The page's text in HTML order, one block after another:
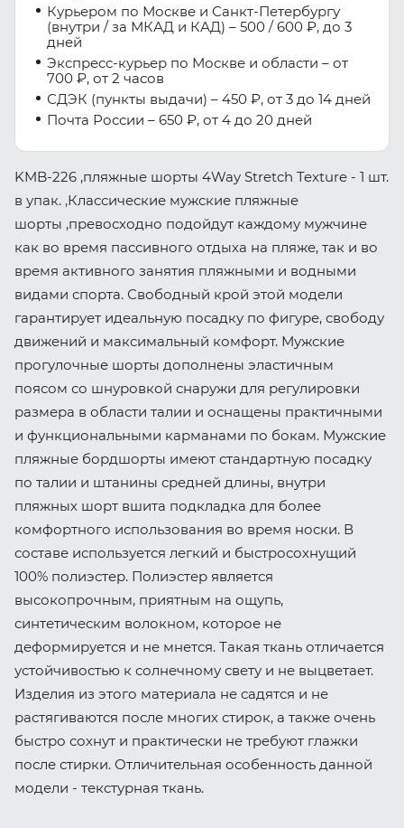
Курьером по Москве и Санкт-Петербургу
(внутри / за МКАД и КАД) – 500 / 600 ₽, до 3
дней
Экспресс-курьер по Москве и области – от
700 ₽, от 2 часов
СДЭК (пункты выдачи) – 450 ₽, от 3 до 14 дней
Почта России – 650 ₽, от 4 до 20 дней
KMB-226 ,пляжные шорты 4Way Stretch Texture - 1 шт.
в упак. ,Классические мужские пляжные
шорты ,превосходно подойдут каждому мужчине
как во время пассивного отдыха на пляже, так и во
время активного занятия пляжными и водными
видами спорта. Свободный крой этой модели
гарантирует идеальную посадку по фигуре, свободу
движений и максимальный комфорт. Мужские
прогулочные шорты дополнены эластичным
поясом со шнуровкой снаружи для регулировки
размера в области талии и оснащены практичными
и функциональными карманами по бокам. Мужские
пляжные бордшорты имеют стандартную посадку
по талии и штанины средней длины, внутри
пляжных шорт вшита подкладка для более
комфортного использования во время носки. В
составе используется легкий и быстросохнущий
100% полиэстер. Полиэстер является
высокопрочным, приятным на ощупь,
синтетическим волокном, которое не
деформируется и не мнется. Такая ткань отличается
устойчивостью к солнечному свету и не выцветает.
Изделия из этого материала не садятся и не
растягиваются после многих стирок, а также очень
быстро сохнут и практически не требуют глажки
после стирки. Отличительная особенность данной
модели - текстурная ткань.